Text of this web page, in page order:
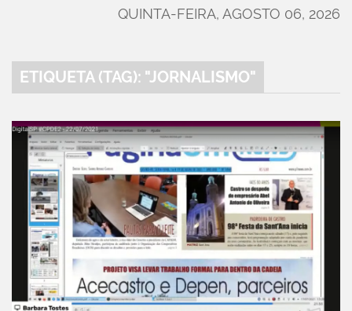
QUINTA-FEIRA, AGOSTO 06, 2026
ETIQUETA (TAG): "JORNALISMO"